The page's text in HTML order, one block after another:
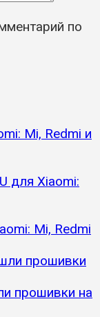
по
Mi, Redmi и
для Xiaomi:
Mi, Redmi
прошивки на